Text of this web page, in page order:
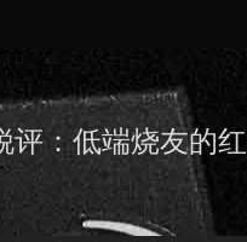
：低端烧友的